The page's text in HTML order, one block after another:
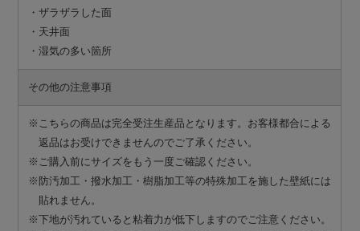
・ザラザラした面
・天井面
・湿気の多い箇所
その他の注意事項
※こちらの商品は完全受注生産品となります。お客様都合による
返品はお受けできませんのでご了承ください。
※ご購入前にサイズをもう一度ご確認ください。
※防汚加工・撥水加工・樹脂加工等の特殊加工を施した壁紙には
貼れません。
※下地が汚れていると粘着力が低下しますのでご注意ください。